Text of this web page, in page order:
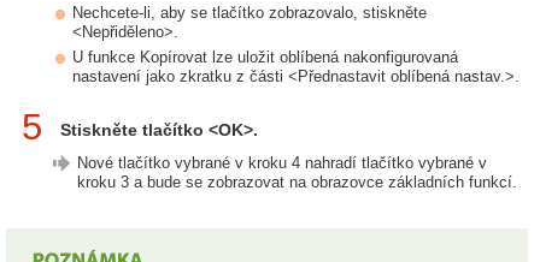
Nechcete-li, aby se tlačítko zobrazovalo, stiskněte
<Nepřiděleno>.
U funkce Kopírovat lze uložit oblíbená nakonfigurovaná
nastavení jako zkratku z části <Přednastavit oblíbená nastav.>.
5 Stiskněte tlačítko <OK>.
Nové tlačítko vybrané v kroku 4 nahradí tlačítko vybrané v
kroku 3 a bude se zobrazovat na obrazovce základních funkcí.